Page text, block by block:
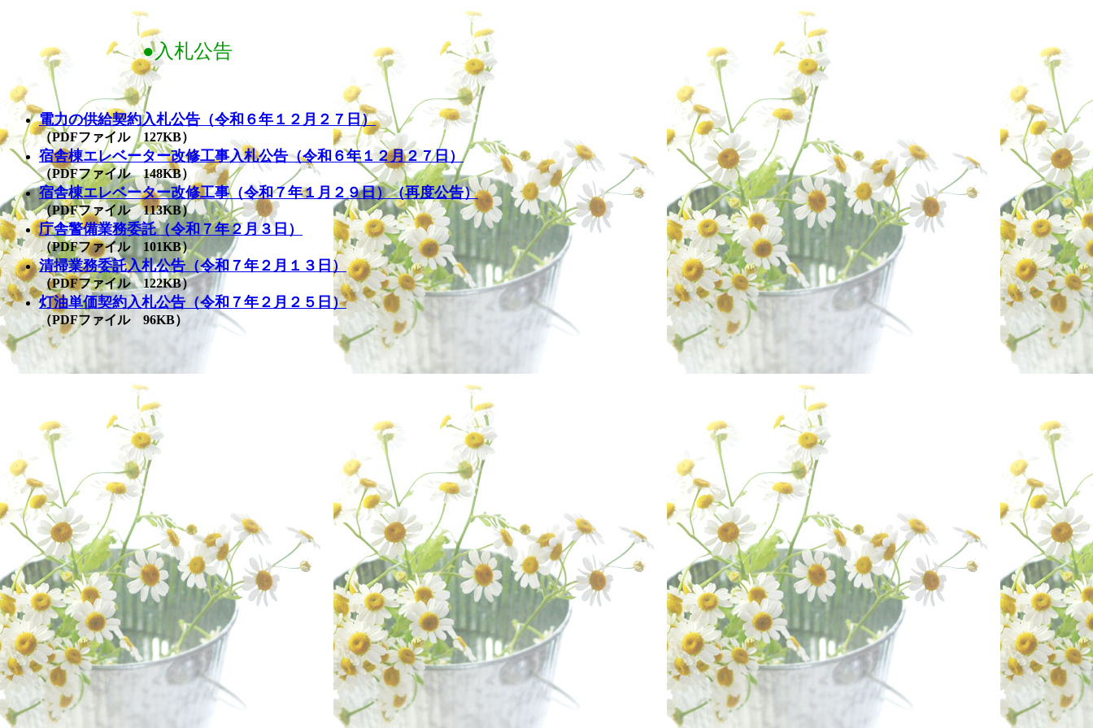
●入札公告
電力の供給契約入札公告（令和６年１２月２７日）
（PDFファイル 127KB）
宿舎棟エレベーター改修工事入札公告（令和６年１２月２７日）
（PDFファイル 148KB）
宿舎棟エレベーター改修工事（令和７年１月２９日）（再度公告）
（PDFファイル 113KB）
庁舎警備業務委託（令和７年２月３日）
（PDFファイル 101KB）
清掃業務委託入札公告（令和７年２月１３日）
（PDFファイル 122KB）
灯油単価契約入札公告（令和７年２月２５日）
（PDFファイル 96KB）